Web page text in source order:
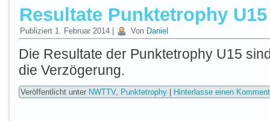
Resultate Punktetrophy
Publiziert 1. Februar 2014 Von Daniel
Die Resultate der Punktetrophy U15
die Verzögerung.
Veröffentlicht unter NWTTV, Punktetrophy Hinterlasse einen